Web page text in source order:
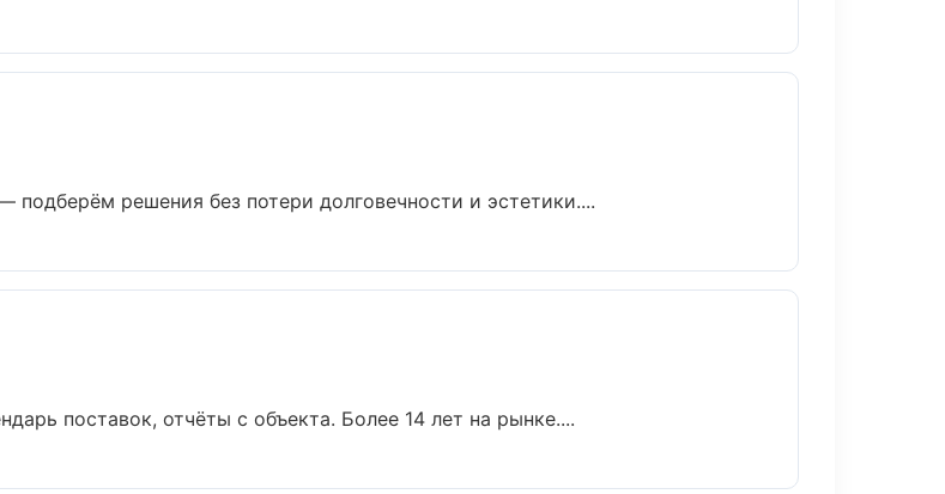
решения без потери долговечности и эстетики....
поставок, отчёты с объекта. Более 14 лет на рынке....